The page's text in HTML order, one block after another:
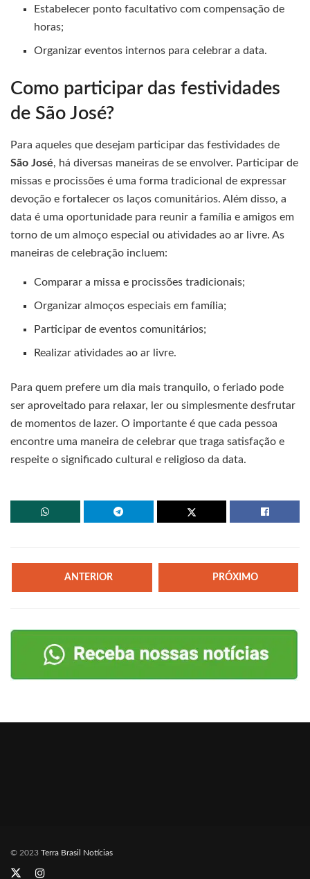
Estabelecer ponto facultativo com compensação de
horas;
Organizar eventos internos para celebrar a data.
Como participar das festividades
de São José?
Para aqueles que desejam participar das festividades de
São José, há diversas maneiras de se envolver. Participar de
missas e procissões é uma forma tradicional de expressar
devoção e fortalecer os laços comunitários. Além disso, a
data é uma oportunidade para reunir a família e amigos em
torno de um almoço especial ou atividades ao ar livre. As
maneiras de celebração incluem:
Comparar a missa e procissões tradicionais;
Organizar almoços especiais em família;
Participar de eventos comunitários;
Realizar atividades ao ar livre.
Para quem prefere um dia mais tranquilo, o feriado pode
ser aproveitado para relaxar, ler ou simplesmente desfrutar
de momentos de lazer. O importante é que cada pessoa
encontre uma maneira de celebrar que traga satisfação e
respeite o significado cultural e religioso da data.
ANTERIOR PRÓXIMO
© 2023 Terra Brasil Notícias